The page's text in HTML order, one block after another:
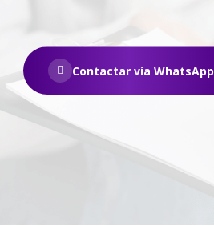
Contactar vía WhatsApp